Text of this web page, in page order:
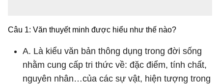
Câu 1: Văn thuyết minh được hiểu như thế nào?
A. Là kiểu văn bản thông dụng trong đời sống
nhằm cung cấp tri thức về: đặc điểm, tính chất,
nguyên nhân…của các sự vật, hiện tượng trong